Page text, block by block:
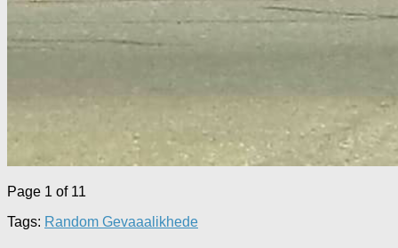
Page 1 of 11
Tags: Random Gevaaalikhede